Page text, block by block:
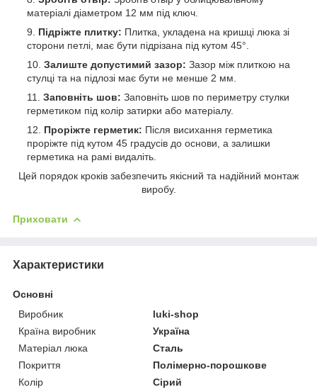
матеріалі діаметром 12 мм під ключ.
Підріжте плитку: Плитка, укладена на кришці люка зі
сторони петлі, має бути підрізана під кутом 45°.
Залиште допустимий зазор: Зазор між плиткою на
стулці та на підлозі має бути не менше 2 мм.
Заповніть шов: Заповніть шов по периметру стулки
герметиком під колір затирки або матеріалу.
Проріжте герметик: Після висихання герметика
проріжте під кутом 45 градусів до основи, а залишки
герметика на рамі видаліть.
Цей порядок кроків забезпечить якісний та надійний монтаж
виробу.
Приховати
Характеристики
Основні
Виробник
luki-shop
Країна виробник
Україна
Матеріал люка
Сталь
Покриття
Полімерно-порошкове
Колір
Сірий